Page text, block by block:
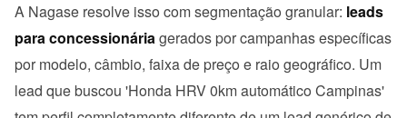
A Nagase resolve isso com segmentação granular: leads
para concessionáriagerados por campanhas específicas
por modelo, câmbio, faixa de preço e raio geográfico. Um
lead que buscou 'Honda HRV 0km automático Campinas'